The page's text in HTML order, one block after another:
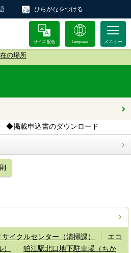
ひらがなをつける
サイズ 配色 Language
の場所
◆掲載申込書のダウンロード
イクルセンター（清掃課）
エコ
狛江駅北口地下駐車場（ちか